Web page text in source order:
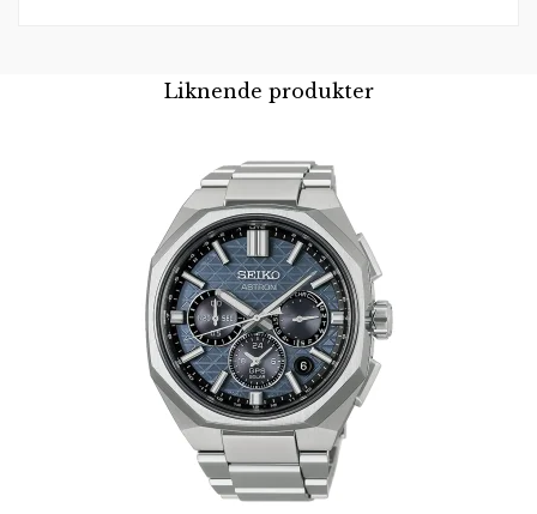
Liknende produkter